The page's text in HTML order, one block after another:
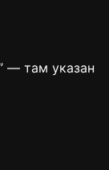
— там указан